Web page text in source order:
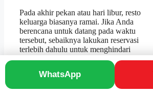
WhatsApp
Pada akhir pekan atau hari libur, resto
keluarga biasanya ramai. Jika Anda
berencana untuk datang pada waktu
tersebut, sebaiknya lakukan reservasi
terlebih dahulu untuk menghindari
kekecewaan.
Tip 8: Datang tepat waktu